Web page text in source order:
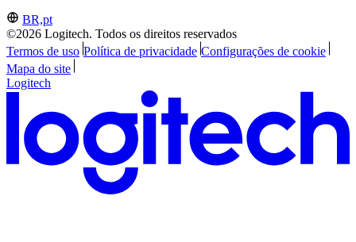
BR,pt
©2026 Logitech. Todos os direitos reservados
Termos de uso Política de privacidade Configurações de cookie
Mapa do site
Logitech